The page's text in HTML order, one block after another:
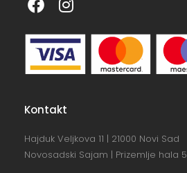
Kontakt
Hajduk Veljkova 11 | 21000 Novi Sad
Novosadski Sajam | Prizemlje hala 5